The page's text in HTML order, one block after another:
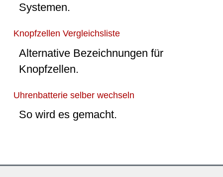
Systemen.
Knopfzellen Vergleichsliste
Alternative Bezeichnungen für
Knopfzellen.
Uhrenbatterie selber wechseln
So wird es gemacht.